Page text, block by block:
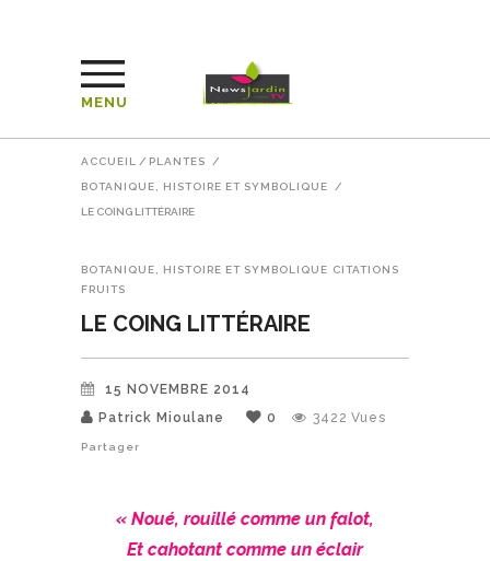
MENU
ACCUEIL / PLANTES /
BOTANIQUE, HISTOIRE ET SYMBOLIQUE /
LE COING LITTÉRAIRE
BOTANIQUE, HISTOIRE ET SYMBOLIQUE CITATIONS
FRUITS
LE COING LITTÉRAIRE
15 NOVEMBRE 2014
Patrick Mioulane
0 3422 Vues
Partager
« Noué, rouillé comme un falot,
Et cahotant comme un éclair